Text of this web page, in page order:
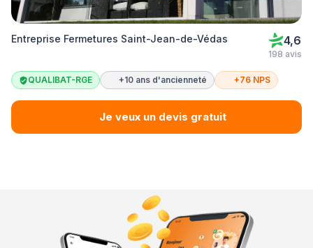
Entreprise Fermetures Saint-Jean-de-Védas 4,6
198 avis
QUALIBAT-RGE +10 ans d'ancienneté +76 NPS
Je veux un devis gratuit